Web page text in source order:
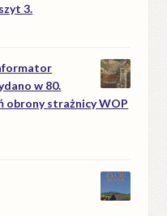
3.
w 80.
obrony strażnicy WOP